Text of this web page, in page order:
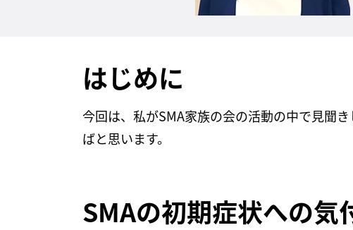
はじめに
今回は、私がSMA家族の会の活動の中で見聞
ばと思います。
SMAの初期症状への気